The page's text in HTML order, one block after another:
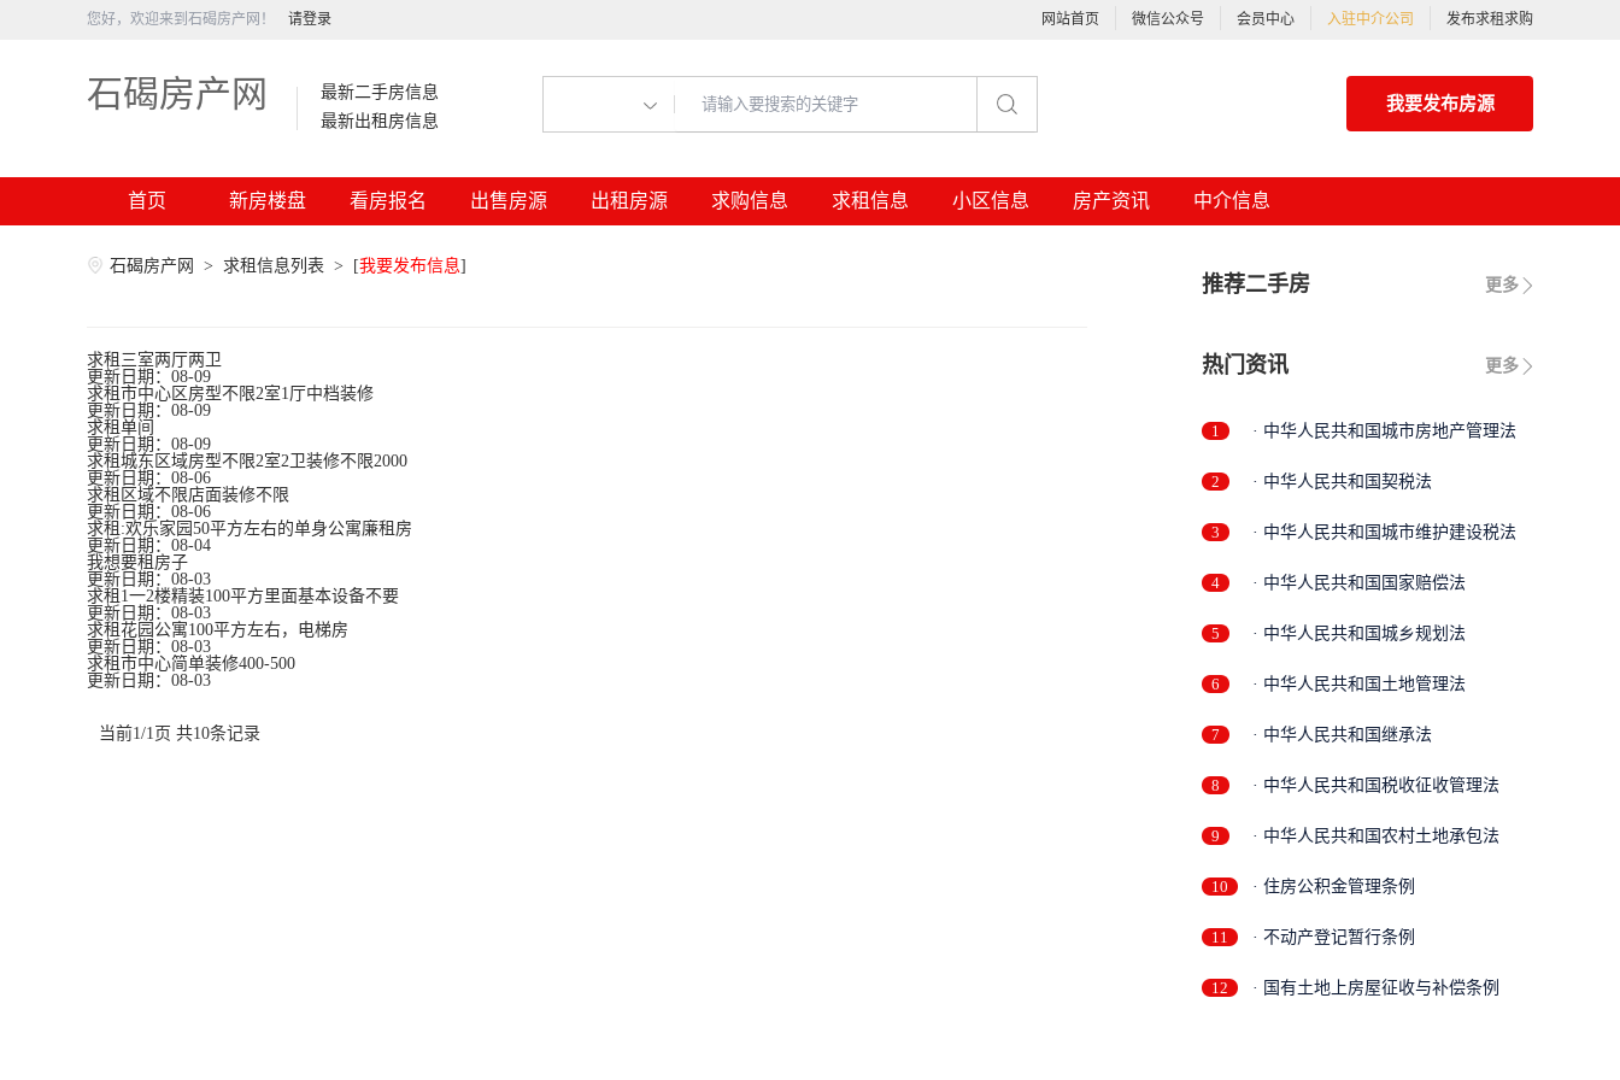
您好，欢迎来到石碣房产网！ 请登录 网站首页 微信公众号 会员中心 入驻中介公司 发布求租求购
石碣房产网
最新二手房信息
最新出租房信息
我要发布房源
首页 新房楼盘 看房报名 出售房源 出租房源 求购信息 求租信息 小区信息 房产资讯 中介信息
石碣房产网 > 求租信息列表 > [我要发布信息]
求租三室两厅两卫
更新日期：08-09
求租市中心区房型不限2室1厅中档装修
更新日期：08-09
求租单间
更新日期：08-09
求租城东区域房型不限2室2卫装修不限2000
更新日期：08-06
求租区域不限店面装修不限
更新日期：08-06
求租:欢乐家园50平方左右的单身公寓廉租房
更新日期：08-04
我想要租房子
更新日期：08-03
求租1一2楼精装100平方里面基本设备不要
更新日期：08-03
求租花园公寓100平方左右，电梯房
更新日期：08-03
求租市中心简单装修400-500
更新日期：08-03
当前1/1页 共10条记录
更多
推荐二手房
更多
热门资讯
1 · 中华人民共和国城市房地产管理法
2 · 中华人民共和国契税法
3 · 中华人民共和国城市维护建设税法
4 · 中华人民共和国国家赔偿法
5 · 中华人民共和国城乡规划法
6 · 中华人民共和国土地管理法
7 · 中华人民共和国继承法
8 · 中华人民共和国税收征收管理法
9 · 中华人民共和国农村土地承包法
10 · 住房公积金管理条例
11 · 不动产登记暂行条例
12 · 国有土地上房屋征收与补偿条例